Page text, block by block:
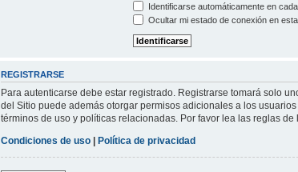
Identificarse automáticamente en
Ocultar mi estado de conexión en
REGISTRARSE
Para autenticarse debe estar registrado. Registrarse tomará solo
del Sitio puede además otorgar permisos adicionales a los
términos de uso y políticas relacionadas. Por favor lea las reglas
Condiciones de uso
Política de privacidad